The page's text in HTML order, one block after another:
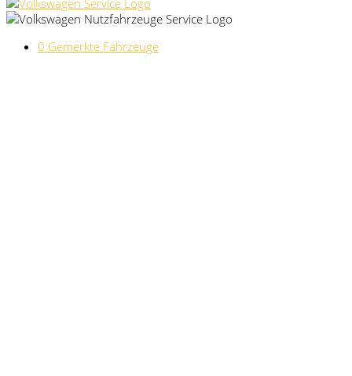
0 Gemerkte Fahrzeuge